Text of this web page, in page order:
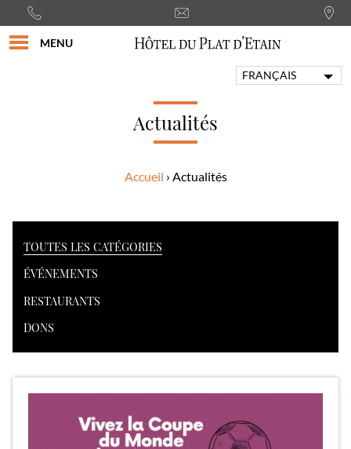
MENU
FRANÇAIS
Actualités
Accueil Actualités
TOUTES LES CATÉGORIES
ÉVÉNEMENTS
RESTAURANTS
DONS